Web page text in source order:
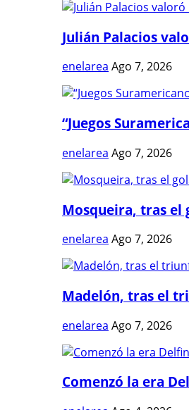
Julián Palacios
enelarea Ago 7, 2026
“Juegos
enelarea Ago 7, 2026
Mosqueira, tras el
enelarea Ago 7, 2026
Madelón, tras el
enelarea Ago 7, 2026
Comenzó la era